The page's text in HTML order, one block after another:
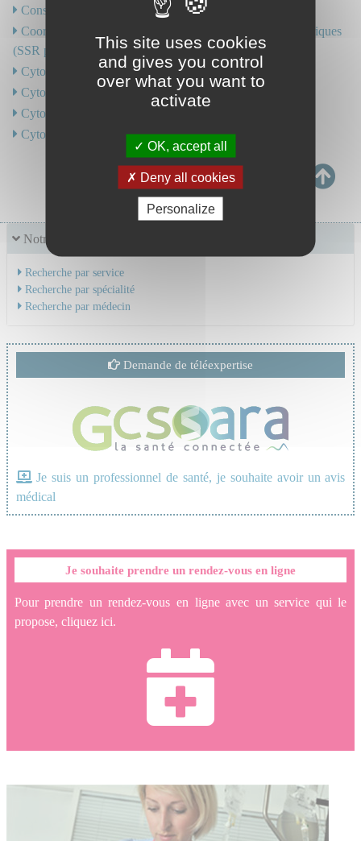
Notre offre de soins
Recherche par service
Recherche par spécialité
Recherche par médecin
Demande de téléexpertise
Je suis un professionnel de santé, je souhaite avoir un avis
médical
Je souhaite prendre un rendez-vous en ligne
Pour prendre un rendez-vous en ligne avec un service qui le
propose, cliquez ici.
Consultations pour coups et blessures
Coordination en Soins de Suite et de Réadaptation Pédiatriques
(SSR pédiatriques - réseau R4P)
Cytogénétique hématologique
Cytologie
Cytologie - Histologie Rénale
Cytométrie en flux
This site uses cookies
and gives you control
over what you want to
activate
OK, accept all
Deny all cookies
Personalize